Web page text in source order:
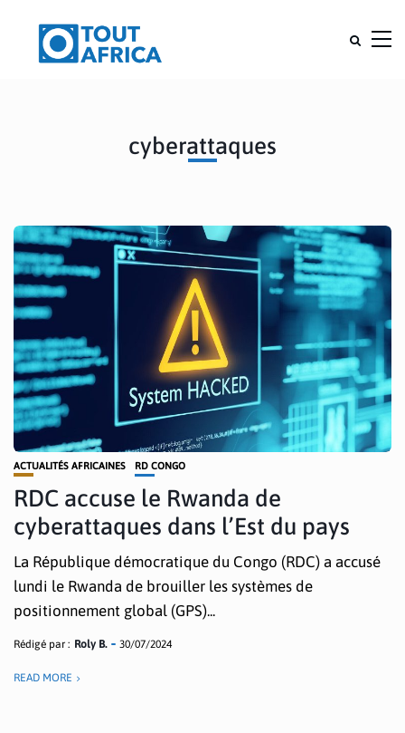
cyberattaques
ACTUALITÉS AFRICAINES RD CONGO
RDC accuse le Rwanda de
cyberattaques dans l’Est du pays
La République démocratique du Congo (RDC) a accusé
lundi le Rwanda de brouiller les systèmes de
positionnement global (GPS)...
Rédigé par : Roly B. 30/07/2024
READ MORE